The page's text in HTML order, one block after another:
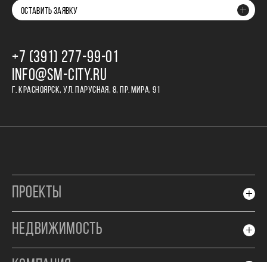
ОСТАВИТЬ ЗАЯВКУ
+7 (391) 277‒99‒01
INFO@SM-CITY.RU
Г. КРАСНОЯРСК, УЛ. ПАРУСНАЯ, 8, ПР. МИРА, 91
ПРОЕКТЫ
НЕДВИЖИМОСТЬ